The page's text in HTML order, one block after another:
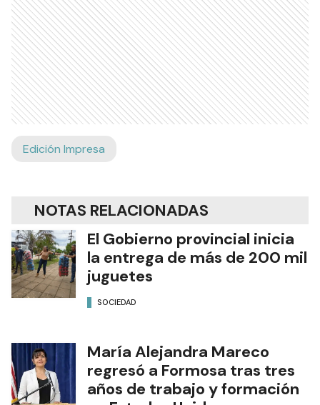
RECIBIR NEWSLETTER
Ads
NOTAS RELACIONADAS